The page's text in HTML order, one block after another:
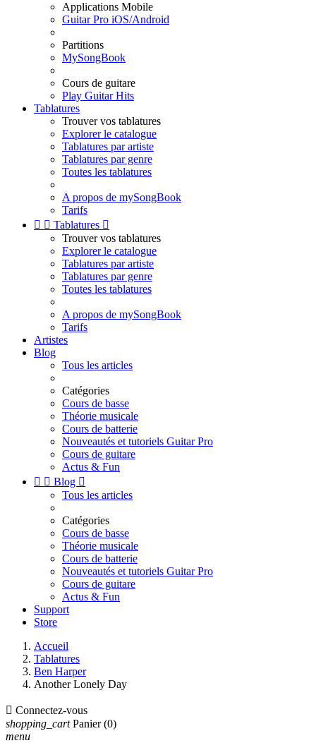
Applications Mobile
Guitar Pro iOS/Android
Partitions
MySongBook
Cours de guitare
Play Guitar Hits
Tablatures
Trouver vos tablatures
Explorer le catalogue
Tablatures par artiste
Tablatures par genre
Toutes les tablatures
A propos de mySongBook
Tarifs
  Tablatures 
Trouver vos tablatures
Explorer le catalogue
Tablatures par artiste
Tablatures par genre
Toutes les tablatures
A propos de mySongBook
Tarifs
Artistes
Blog
Tous les articles
Catégories
Cours de basse
Théorie musicale
Cours de batterie
Nouveautés et tutoriels Guitar Pro
Cours de guitare
Actus & Fun
  Blog 
Tous les articles
Catégories
Cours de basse
Théorie musicale
Cours de batterie
Nouveautés et tutoriels Guitar Pro
Cours de guitare
Actus & Fun
Support
Store
Accueil
Tablatures
Ben Harper
Another Lonely Day
 Connectez-vous
shopping_cart Panier (0)
menu